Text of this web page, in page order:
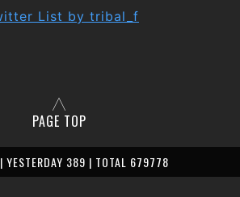
List by tribal_f
PAGE TOP
YESTERDAY 389 | TOTAL 679778